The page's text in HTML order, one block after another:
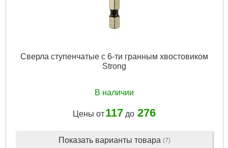
Сверла ступенчатые с 6-ти гранным хвостовиком
Strong
В наличии
Цены от117 до 276
Показать варианты товара (7)